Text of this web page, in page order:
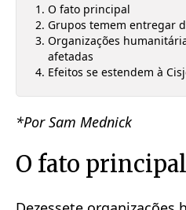
O fato principal
Grupos temem entregar
Organizações
afetadas
Efeitos se estendem à
*Por Sam Mednick
O fato principal